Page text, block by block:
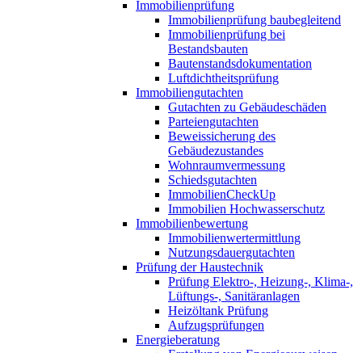
Immobilienprüfung
Immobilienprüfung baubegleitend
Immobilienprüfung bei
Bestandsbauten
Bautenstandsdokumentation
Luftdichtheitsprüfung
Immobiliengutachten
Gutachten zu Gebäudeschäden
Parteiengutachten
Beweissicherung des
Gebäudezustandes
Wohnraumvermessung
Schiedsgutachten
ImmobilienCheckUp
Immobilien Hochwasserschutz
Immobilienbewertung
Immobilienwertermittlung
Nutzungsdauergutachten
Prüfung der Haustechnik
Prüfung Elektro-, Heizung-, Klima-,
Lüftungs-, Sanitäranlagen
Heizöltank Prüfung
Aufzugsprüfungen
Energieberatung